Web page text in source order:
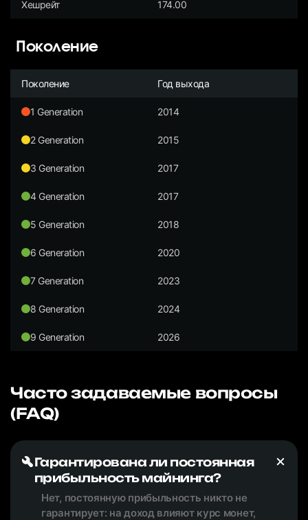
Хешрейт 174.00
Поколение
Поколение Год выхода
1 Generation 2014
2 Generation 2015
3 Generation 2017
4 Generation 2017
5 Generation 2018
6 Generation 2020
7 Generation 2023
8 Generation 2024
9 Generation 2026
Часто задаваемые вопросы
(FAQ)
Гарантирована ли постоянная
прибыльность майнинга?
Нет, постоянную прибыльность никто не
гарантирует: на доход влияют курс монет,